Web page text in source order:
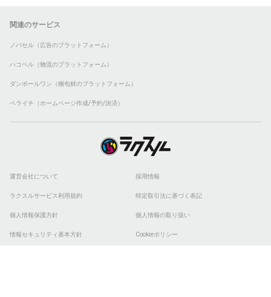
関連のサービス
ノバセル（広告のプラットフォーム）
ハコベル（物流のプラットフォーム）
ダンボールワン（梱包材のプラットフォーム）
ペライチ（ホームページ作成/予約/決済）
運営会社について 採用情報
ラクスルサービス利用規約 特定取引法に基づく表記
個人情報保護方針 個人情報の取り扱い
情報セキュリティ基本方針 Cookieポリシー